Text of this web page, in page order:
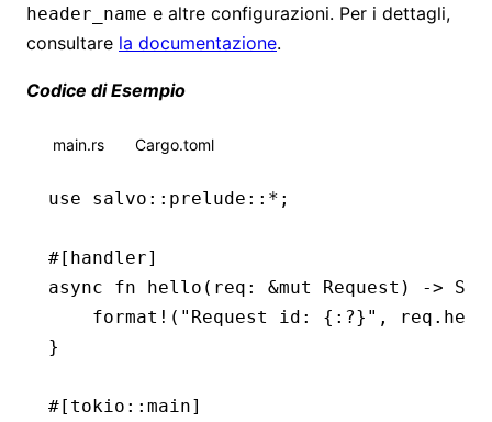
header_name e altre configurazioni. Per i dettagli,
consultare la documentazione.
Codice di Esempio
main.rs Cargo.toml
use salvo :: prelude ::* ;
#[handler]
async fn hello (req : &mut Request ) ->
    format!
( "Request id: {:?}" , req .
}
#[tokio :: main]